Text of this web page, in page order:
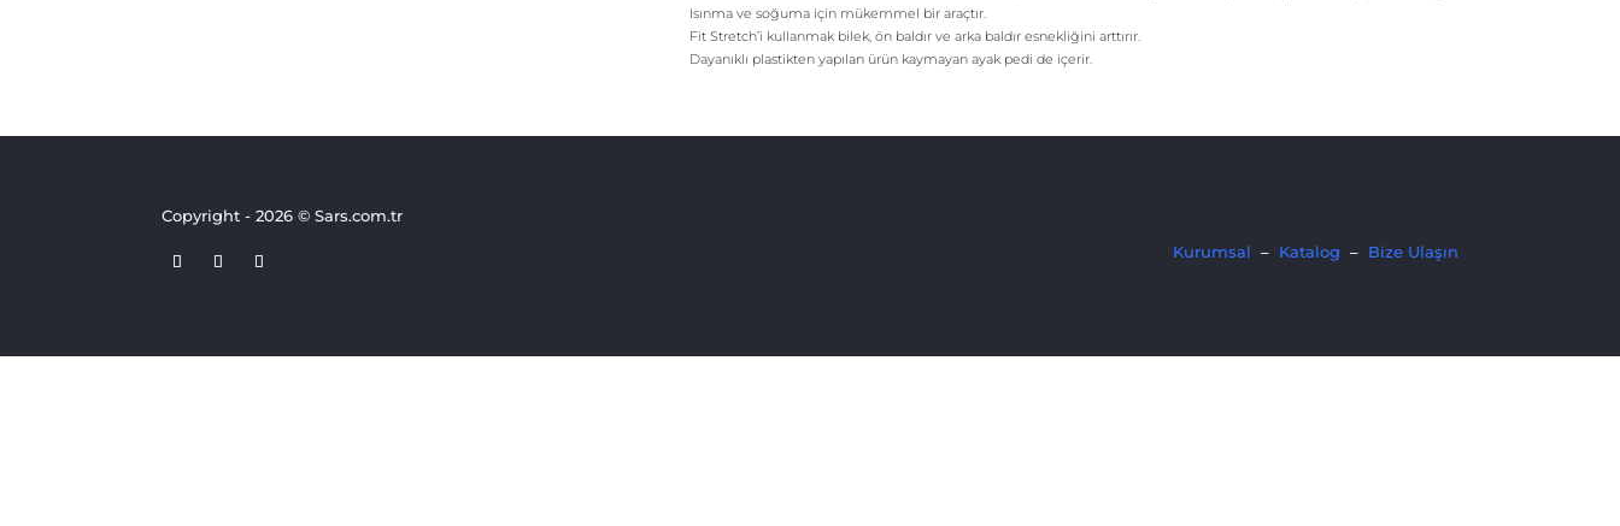
Isınma ve soğuma için mükemmel bir araçtır.
Fit Stretch’i kullanmak bilek, ön baldır ve arka baldır esnekliğini arttırır.
Dayanıklı plastikten yapılan ürün kaymayan ayak pedi de içerir.
Copyright - 2026 © Sars.com.tr
Kurumsal – Katalog – Bize Ulaşın